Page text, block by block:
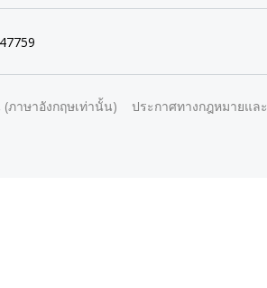
ภาษาอังกฤษเท่านั้น) ประกาศทางกฎหมายแล